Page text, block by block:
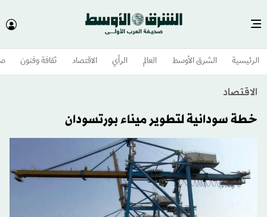
الرئيسية الشرق الأوسط​ العالم الرأي الاقتصاد ثقافة وفنون
الاقتصاد
خطة سودانية لتطوير ميناء بورتسودان